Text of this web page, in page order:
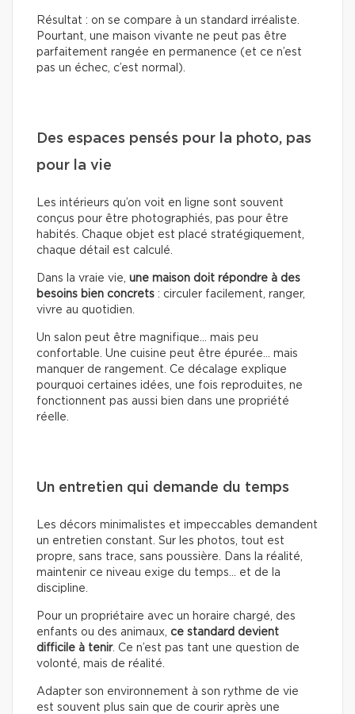
Résultat : on se compare à un standard irréaliste.
Pourtant, une maison vivante ne peut pas être
parfaitement rangée en permanence (et ce n’est
pas un échec, c’est normal).
Des espaces pensés pour la photo, pas
pour la vie
Les intérieurs qu’on voit en ligne sont souvent
conçus pour être photographiés, pas pour être
habités. Chaque objet est placé stratégiquement,
chaque détail est calculé.
Dans la vraie vie, une maison doit répondre à des
besoins bien concrets : circuler facilement, ranger,
vivre au quotidien.
Un salon peut être magnifique… mais peu
confortable. Une cuisine peut être épurée… mais
manquer de rangement. Ce décalage explique
pourquoi certaines idées, une fois reproduites, ne
fonctionnent pas aussi bien dans une propriété
réelle.
Un entretien qui demande du temps
Les décors minimalistes et impeccables demandent
un entretien constant. Sur les photos, tout est
propre, sans trace, sans poussière. Dans la réalité,
maintenir ce niveau exige du temps… et de la
discipline.
Pour un propriétaire avec un horaire chargé, des
enfants ou des animaux, ce standard devient
difficile à tenir. Ce n’est pas tant une question de
volonté, mais de réalité.
Adapter son environnement à son rythme de vie
est souvent plus sain que de courir après une